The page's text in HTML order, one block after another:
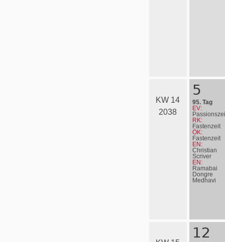
KW 14
2038
5
95. Tag
EV:
RK:
Fastenzeit
ÖK:
Fastenzeit
EN:
Christian
Scriver
EN:
Ramabai
Dongre
Medhavi
12